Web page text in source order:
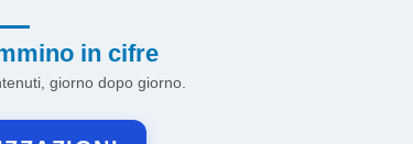
in cifre
giorno dopo giorno.